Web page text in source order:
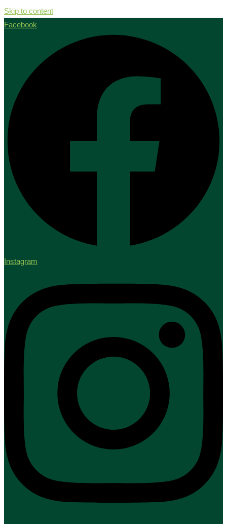
Skip to content
Facebook
Instagram